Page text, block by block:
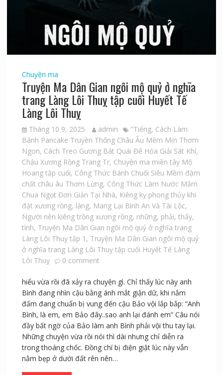
Chuyện ma
Truyện Ma Dân Gian ngôi mộ quỷ ở nghĩa
trang Làng Lôi Thuỵ tập cuối Huyết Tế
Làng Lôi Thuỵ
Tháng 10 9, 2025 admin ”Tiếng, Cách Làm
Bánh Pancake Truyền Thống Châu Âu Mềm Mịn Thơm
Ngon, Cách Treo Gương Bát Quái Để Hóa Giải Sát Khí,
Chậu Xương Rồng Trang Tr, Chuyện ma miền tây Mộ
Hoang tập cuối, Công Thức Bánh Chuối Siêu Mềm đậm
chất châu âu Thơm Lừng, Công Thức Làm Nước Mắm
Chua Ngọt Đơn Giản Tại Nhà, Kiêng kỵ phong thủy khi
đặt xương rồng, làng, Mang Lại Bình An Và Tài Lộc,
Người nên kiêng trồng xương rồng, những, phải, thấy,
tình, Truyện Ma Dân Gian ngôi mộ quỷ ở nghĩa trang
Làng Lôi Thuỵ tập 1 , Truyện Ma Dân Gian ngôi mộ quỷ
ở nghĩa trang Làng Lôi Thuỵ tập cuối Huyết Tế Làng
Lôi Thuỵ
0 comment
hiểu vừa rồi đã xảy ra chuyện gì. Chỉ thấy lúc này anh
Bình đang nhìn cậu bằng ánh mắt giận dữ, khi nắm
đấm đang chuẩn bị vung đến cậu Bảo vội lắp bắp: “Anh
Bình, là em, em Bảo đây..sao anh lại đánh em” Câu nói
đầy bất ngờ của Bảo làm anh Bình phải vội thu tay lại.
Những chuyện vừa rồi nói thì dài nhưng chỉ diễn ra
trong thoáng chốc. Đồng chí bị điện giật lúc này vẫn
nằm bẹp ở dưới đất rên nên…